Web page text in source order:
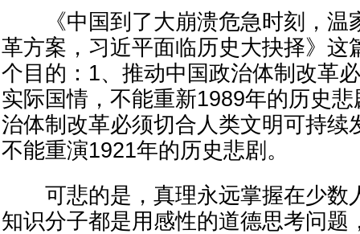
《中国到了大崩溃危急时刻，温
革方案，习近平面临历史大抉择》这
个目的：1、推动中国政治体制改革
实际国情，不能重新1989年的历史
治体制改革必须切合人类文明可持续
不能重演1921年的历史悲剧。
可悲的是，真理永远掌握在少数
知识分子都是用感性的道德思考问题